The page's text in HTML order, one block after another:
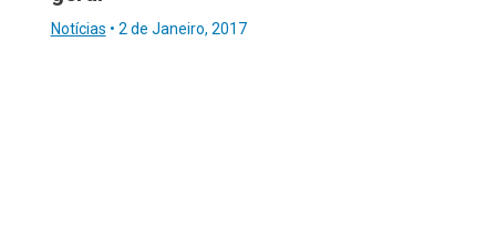
Notícias • 2 de Janeiro, 2017